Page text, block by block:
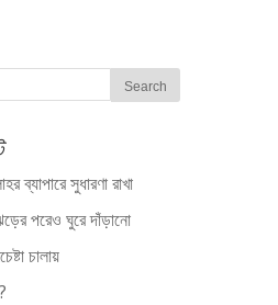
ব্যাপারে সুধারণা রাখা
পরেও ঘুরে দাঁড়ানো
চালায়